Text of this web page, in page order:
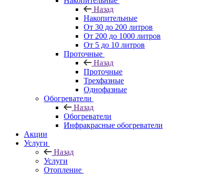
Назад
Накопительные
От 30 до 200 литров
От 200 до 1000 литров
От 5 до 10 литров
Проточные
Назад
Проточные
Трехфазные
Однофазные
Обогреватели
Назад
Обогреватели
Инфракрасные обогреватели
Акции
Услуги
Назад
Услуги
Отопление